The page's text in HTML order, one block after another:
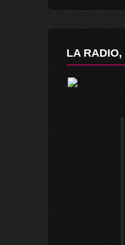
02/09/2011
Le LIBDUB du
05/04/2011
LA